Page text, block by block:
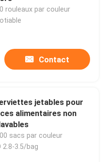
rouleaux par couleur
Contact
jetables pour
alimentaires non
sacs par couleur
2.8-3.5/bag